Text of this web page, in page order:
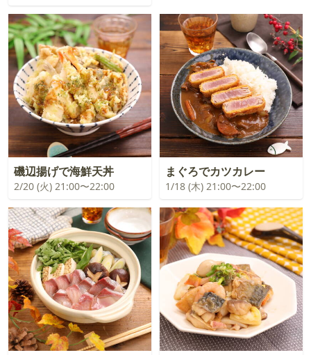
磯辺揚げで海鮮天丼
2/20 (火) 21:00〜22:00
まぐろでカツカレー
1/18 (木) 21:00〜22:00